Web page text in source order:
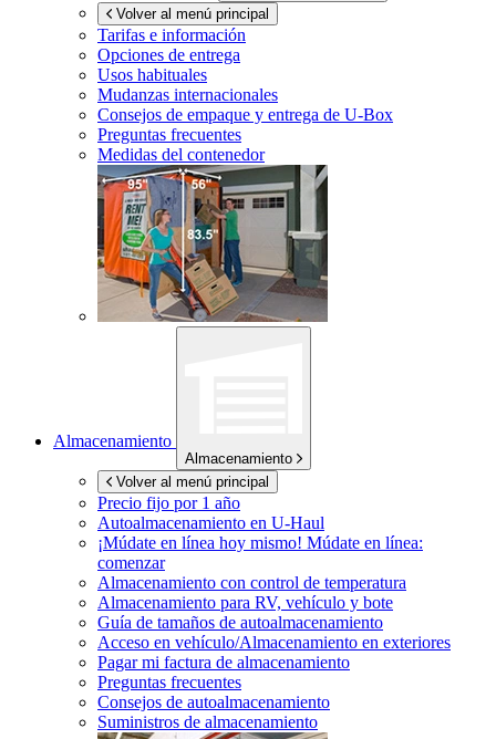
Volver al menú principal
Tarifas e información
Opciones de entrega
Usos habituales
Mudanzas internacionales
Consejos de empaque y entrega de U-Box
Preguntas frecuentes
Medidas del contenedor
Almacenamiento
Almacenamiento
Volver al menú principal
Precio fijo por 1 año
Autoalmacenamiento en U-Haul
¡Múdate en línea hoy mismo! Múdate en línea:
comenzar
Almacenamiento con control de temperatura
Almacenamiento para RV, vehículo y bote
Guía de tamaños de autoalmacenamiento
Acceso en vehículo/Almacenamiento en exteriores
Pagar mi factura de almacenamiento
Preguntas frecuentes
Consejos de autoalmacenamiento
Suministros de almacenamiento